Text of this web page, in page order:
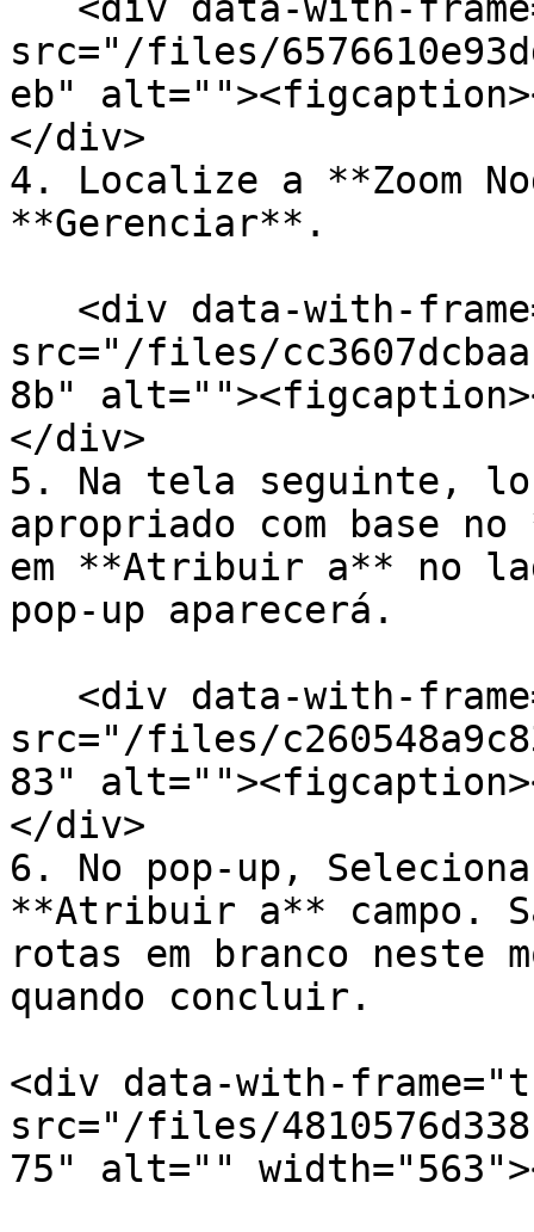
src="/files/
eb"
</div>
4. Localize a **Zoom
**Gerenciar**.
src="/files/
8b"
</div>
5. Na tela seguinte,
apropriado com base
em **Atribuir a** no
pop-up aparecerá.
src="/files/
83"
</div>
6. No pop-up,
**Atribuir a** campo.
rotas em branco neste
quando concluir.
<div data-with-
src="/files/
75" alt=""